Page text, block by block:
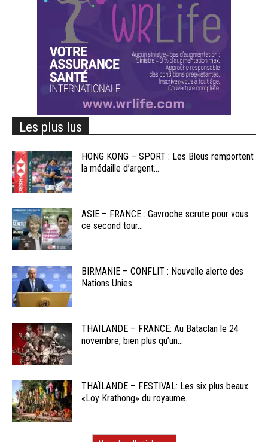
Les plus lus
HONG KONG – SPORT : Les Bleus remportent
la médaille d’argent...
ASIE – FRANCE : Gavroche scrute pour vous
ce second tour...
BIRMANIE – CONFLIT : Nouvelle alerte des
Nations Unies
THAÏLANDE – FRANCE: Au Bataclan le 24
novembre, bien plus qu’un...
THAÏLANDE – FESTIVAL: Les six plus beaux
«Loy Krathong» du royaume...